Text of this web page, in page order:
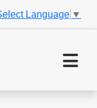
Language ▼